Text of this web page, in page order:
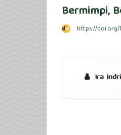
Bermimpi,
https://doi.org/
Ira